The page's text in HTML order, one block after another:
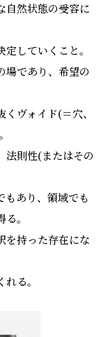
自然状態の受容に
していくこと。
場であり、希望の
ヴォイド(＝穴、
法則性(またはその
もあり、領域でも
。
を持った存在にな
る。